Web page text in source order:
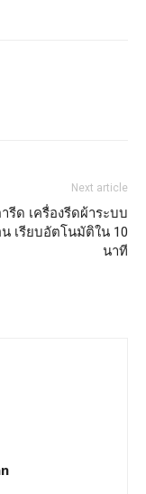
Next article
รีด เครื่องรีดผ้าระบบ
เรียบอัตโนมัติใน 10
นาที